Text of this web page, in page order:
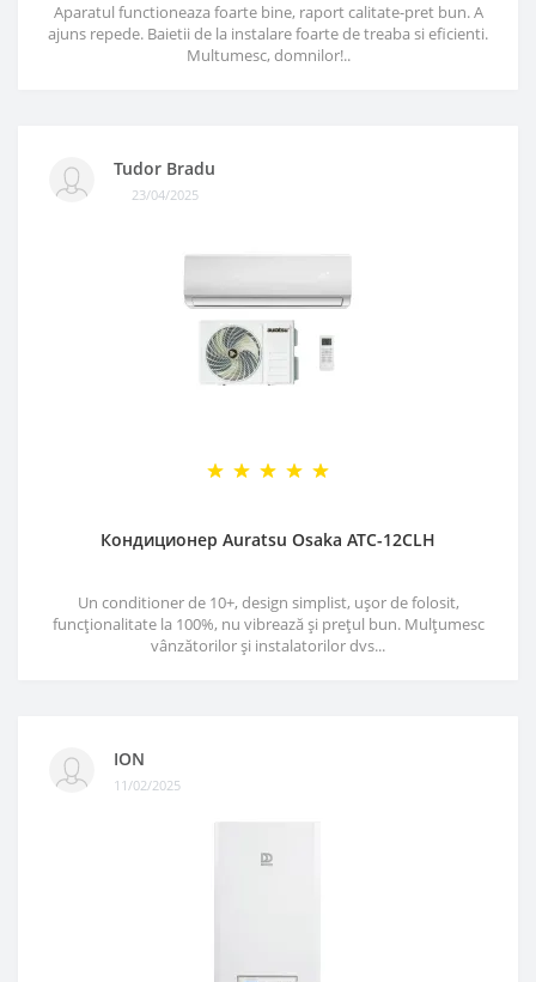
Aparatul functioneaza foarte bine, raport calitate-pret bun. A
ajuns repede. Baietii de la instalare foarte de treaba si eficienti.
Multumesc, domnilor!..
Tudor Bradu
23/04/2025
Кондиционер Auratsu Osaka ATC-12CLH
Un conditioner de 10+, design simplist, ușor de folosit,
funcționalitate la 100%, nu vibrează și prețul bun. Mulțumesc
vânzătorilor și instalatorilor dvs...
ION
11/02/2025